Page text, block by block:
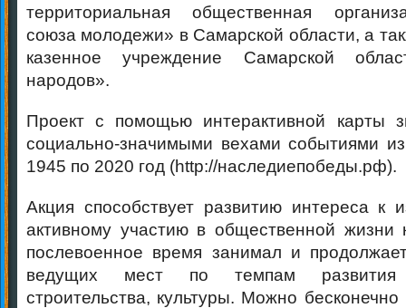
территориальная общественная
союза молодежи» в Самарской области, а
казенное учреждение Самарской
народов».
Проект с помощью интерактивной карты
социально-значимыми вехами событиями
1945 по 2020 год (http://наследиепобеды.рф).
Акция способствует развитию интереса к
активному участию в общественной
послевоенное время занимал и
ведущих мест по темпам развития
строительства, культуры. Можно